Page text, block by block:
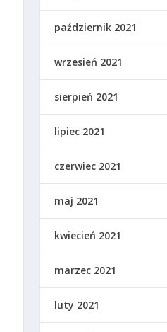
październik 2021
wrzesień 2021
sierpień 2021
lipiec 2021
czerwiec 2021
maj 2021
kwiecień 2021
marzec 2021
luty 2021